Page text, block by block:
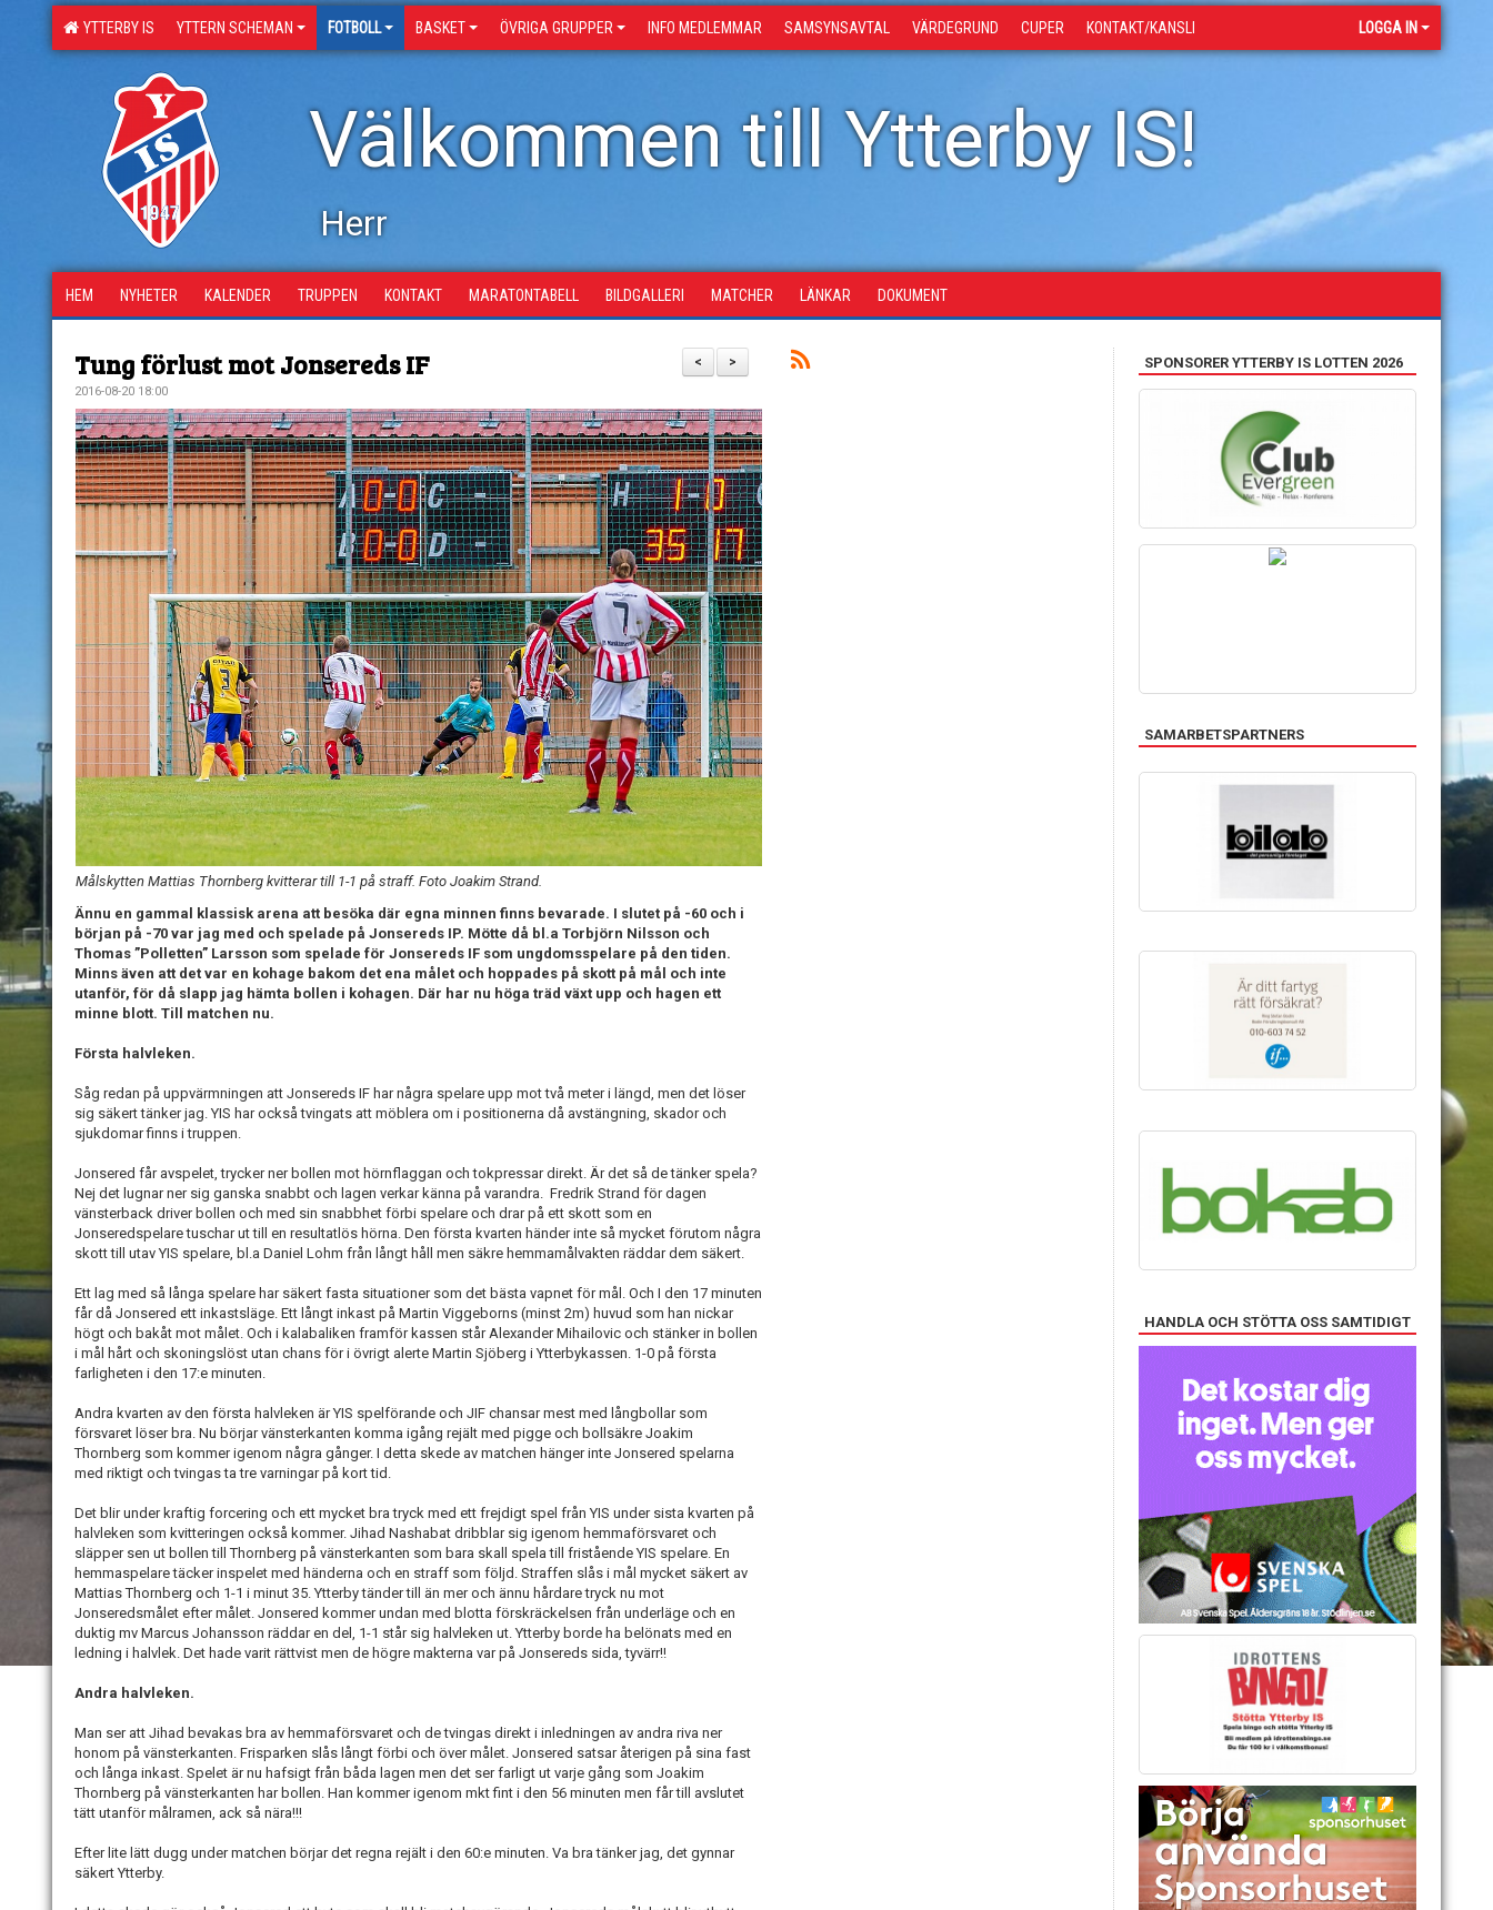
YTTERBY IS YTTERN SCHEMAN FOTBOLL BASKET ÖVRIGA GRUPPER INFO MEDLEMMAR SAMSYNSAVTAL VÄRDEGRUND CUPER KONTAKT/KANSLI LOGGA IN
Välkommen till Ytterby IS!
Herr
HEM NYHETER KALENDER TRUPPEN KONTAKT MARATONTABELL BILDGALLERI MATCHER LÄNKAR DOKUMENT
>
<
Tung förlust mot Jonsereds IF
2016-08-20 18:00
Målskytten Mattias Thornberg kvitterar till 1-1 på straff. Foto Joakim Strand.
Ännu en gammal klassisk arena att besöka där egna minnen finns bevarade. I slutet på -60 och i
början på -70 var jag med och spelade på Jonsereds IP. Mötte då bl.a Torbjörn Nilsson och
Thomas ”Polletten” Larsson som spelade för Jonsereds IF som ungdomsspelare på den tiden.
Minns även att det var en kohage bakom det ena målet och hoppades på skott på mål och inte
utanför, för då slapp jag hämta bollen i kohagen. Där har nu höga träd växt upp och hagen ett
minne blott. Till matchen nu.
Första halvleken.
Såg redan på uppvärmningen att Jonsereds IF har några spelare upp mot två meter i längd, men det löser
sig säkert tänker jag. YIS har också tvingats att möblera om i positionerna då avstängning, skador och
sjukdomar finns i truppen.
Jonsered får avspelet, trycker ner bollen mot hörnflaggan och tokpressar direkt. Är det så de tänker spela?
Nej det lugnar ner sig ganska snabbt och lagen verkar känna på varandra. Fredrik Strand för dagen
vänsterback driver bollen och med sin snabbhet förbi spelare och drar på ett skott som en
Jonseredspelare tuschar ut till en resultatlös hörna. Den första kvarten händer inte så mycket förutom några
skott till utav YIS spelare, bl.a Daniel Lohm från långt håll men säkre hemmamålvakten räddar dem säkert.
Ett lag med så långa spelare har säkert fasta situationer som det bästa vapnet för mål. Och I den 17 minuten
får då Jonsered ett inkastsläge. Ett långt inkast på Martin Viggeborns (minst 2m) huvud som han nickar
högt och bakåt mot målet. Och i kalabaliken framför kassen står Alexander Mihailovic och stänker in bollen
i mål hårt och skoningslöst utan chans för i övrigt alerte Martin Sjöberg i Ytterbykassen. 1-0 på första
farligheten i den 17:e minuten.
Andra kvarten av den första halvleken är YIS spelförande och JIF chansar mest med långbollar som
försvaret löser bra. Nu börjar vänsterkanten komma igång rejält med pigge och bollsäkre Joakim
Thornberg som kommer igenom några gånger. I detta skede av matchen hänger inte Jonsered spelarna
med riktigt och tvingas ta tre varningar på kort tid.
Det blir under kraftig forcering och ett mycket bra tryck med ett frejdigt spel från YIS under sista kvarten på
halvleken som kvitteringen också kommer. Jihad Nashabat dribblar sig igenom hemmaförsvaret och
släpper sen ut bollen till Thornberg på vänsterkanten som bara skall spela till fristående YIS spelare. En
hemmaspelare täcker inspelet med händerna och en straff som följd. Straffen slås i mål mycket säkert av
Mattias Thornberg och 1-1 i minut 35. Ytterby tänder till än mer och ännu hårdare tryck nu mot
Jonseredsmålet efter målet. Jonsered kommer undan med blotta förskräckelsen från underläge och en
duktig mv Marcus Johansson räddar en del, 1-1 står sig halvleken ut. Ytterby borde ha belönats med en
ledning i halvlek. Det hade varit rättvist men de högre makterna var på Jonsereds sida, tyvärr!!
Andra halvleken.
Man ser att Jihad bevakas bra av hemmaförsvaret och de tvingas direkt i inledningen av andra riva ner
honom på vänsterkanten. Frisparken slås långt förbi och över målet. Jonsered satsar återigen på sina fast
och långa inkast. Spelet är nu hafsigt från båda lagen men det ser farligt ut varje gång som Joakim
Thornberg på vänsterkanten har bollen. Han kommer igenom mkt fint i den 56 minuten men får till avslutet
tätt utanför målramen, ack så nära!!!
Efter lite lätt dugg under matchen börjar det regna rejält i den 60:e minuten. Va bra tänker jag, det gynnar
säkert Ytterby.
SPONSORER YTTERBY IS LOTTEN 2026
SAMARBETSPARTNERS
HANDLA OCH STÖTTA OSS SAMTIDIGT